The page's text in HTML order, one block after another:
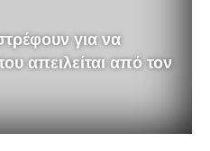
για να
απειλείται από τον